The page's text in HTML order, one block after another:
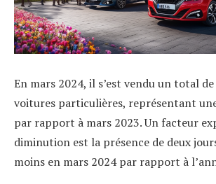
En mars 2024, il s’est vendu un total
voitures particulières, représentant
par rapport à mars 2023. Un facteur
diminution est la présence de deux
moins en mars 2024 par rapport à